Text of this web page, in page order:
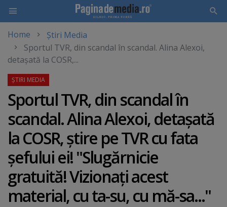
main
content
Home
Știri Media
Sportul TVR, din scandal în scandal. Alina Alexoi,
detaşată la COSR,...
Sportul TVR, din scandal în
scandal. Alina Alexoi, detaşată
la COSR, ştire pe TVR cu fata
şefului ei! "Slugărnicie
gratuită! Vizionaţi acest
material, cu ta-su, cu mă-sa..."